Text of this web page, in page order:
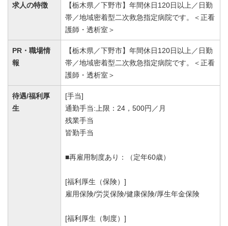
求人の特徴
【栃木県／下野市】年間休日120日以上／日勤
帯／地域密着型二次救急指定病院です。＜正看
護師・透析室＞
PR・職場情
報
【栃木県／下野市】年間休日120日以上／日勤
帯／地域密着型二次救急指定病院です。＜正看
護師・透析室＞
待遇/福利厚
生
[手当]
通勤手当:上限：24，500円／月
残業手当
皆勤手当
■再雇用制度あり：（定年60歳）
[福利厚生（保険）]
雇用保険/労災保険/健康保険/厚生年金保険
[福利厚生（制度）]